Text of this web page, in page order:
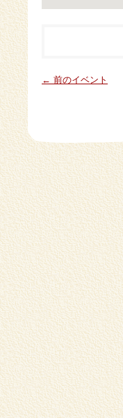
← 前のイベント